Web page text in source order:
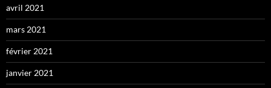
avril 2021
mars 2021
février 2021
janvier 2021